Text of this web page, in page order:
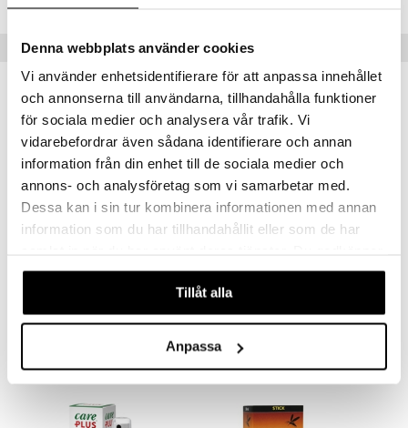
Denna webbplats använder cookies
Vi använder enhetsidentifierare för att anpassa innehållet
och annonserna till användarna, tillhandahålla funktioner
för sociala medier och analysera vår trafik. Vi
vidarebefordrar även sådana identifierare och annan
information från din enhet till de sociala medier och
annons- och analysföretag som vi samarbetar med.
Dessa kan i sin tur kombinera informationen med annan
information som du har tillhandahållit eller som de har
våra cookies vid fortsatt användande av vår webbplats.
Tillåt alla
Anpassa
Suositut tuotteet
8,90
AFTER BITE
5,30